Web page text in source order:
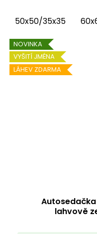
50x50/35x35
NOVINKA
VYŠITÍ JMÉNA
LÁHEV ZDARMA
lahvově